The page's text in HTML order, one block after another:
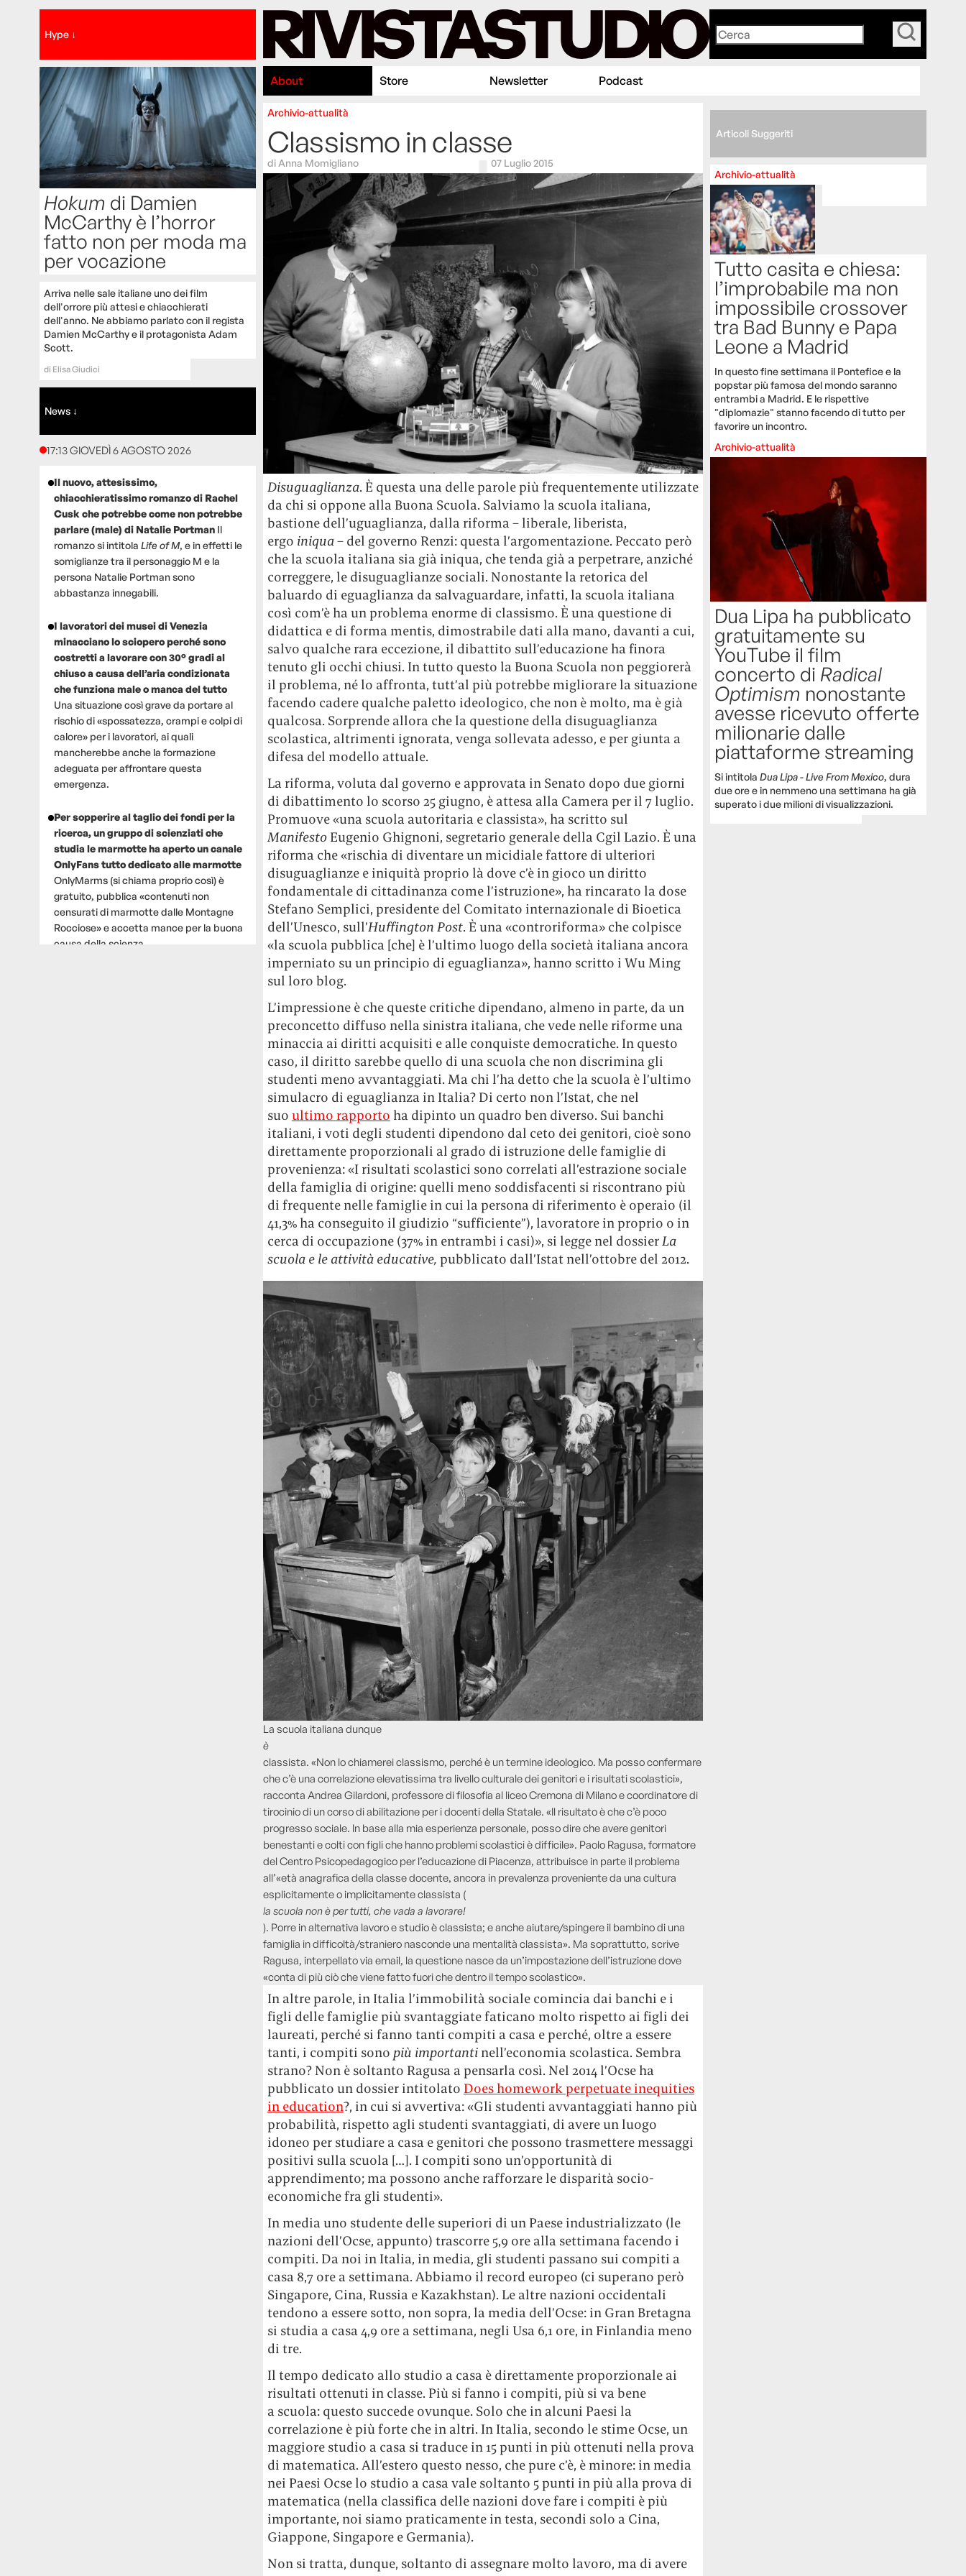
Hype ↓
Hokum di Damien
McCarthy è l’horror
fatto non per moda ma
per vocazione
Arriva nelle sale italiane uno dei film
dell'orrore più attesi e chiacchierati
dell'anno. Ne abbiamo parlato con il regista
Damien McCarthy e il protagonista Adam
Scott.
di Elisa Giudici
News ↓
17:13 GIOVEDÌ 6 AGOSTO 2026
Il nuovo, attesissimo,
chiacchieratissimo romanzo di Rachel
Cusk che potrebbe come non potrebbe
parlare (male) di Natalie Portman Il
romanzo si intitola Life of M, e in effetti le
somiglianze tra il personaggio M e la
persona Natalie Portman sono
abbastanza innegabili.
I lavoratori dei musei di Venezia
minacciano lo sciopero perché sono
costretti a lavorare con 30° gradi al
chiuso a causa dell’aria condizionata
che funziona male o manca del tutto
Una situazione così grave da portare al
rischio di «spossatezza, crampi e colpi di
calore» per i lavoratori, ai quali
mancherebbe anche la formazione
adeguata per affrontare questa
emergenza.
Per sopperire al taglio dei fondi per la
ricerca, un gruppo di scienziati che
studia le marmotte ha aperto un canale
OnlyFans tutto dedicato alle marmotte
OnlyMarms (si chiama proprio così) è
gratuito, pubblica «contenuti non
censurati di marmotte dalle Montagne
Rocciose» e accetta mance per la buona
causa della scienza.
About Store Newsletter Podcast
Archivio-attualità
Classismo in classe
diAnna Momigliano 07 Luglio 2015
Disuguaglianza. È questa una delle parole più frequentemente utilizzate
da chi si oppone alla Buona Scuola. Salviamo la scuola italiana,
bastione dell’uguaglianza, dalla riforma – liberale, liberista,
ergo iniqua– del governo Renzi: questa l’argomentazione. Peccato però
che la scuola italiana sia già iniqua, che tenda già a perpetrare, anziché
correggere, le disuguaglianze sociali. Nonostante la retorica del
baluardo di eguaglianza da salvaguardare, infatti, la scuola italiana
così com’è ha un problema enorme di classismo. È una questione di
didattica e di forma mentis, dimostrabile dati alla mano, davanti a cui,
salvo qualche rara eccezione, il dibattito sull’educazione ha finora
tenuto gli occhi chiusi. In tutto questo la Buona Scuola non peggiorerà
il problema, né lo affronta, tutt’al più potrebbe migliorare la situazione
facendo cadere qualche paletto ideologico, che non è molto, ma è già
qualcosa. Sorprende allora che la questione della disuguaglianza
scolastica, altrimenti ignorata, venga sollevata adesso, e per giunta a
difesa del modello attuale.
La riforma, voluta dal governo e approvata in Senato dopo due giorni
di dibattimento lo scorso 25 giugno, è attesa alla Camera per il 7 luglio.
Promuove «una scuola autoritaria e classista», ha scritto sul
ManifestoEugenio Ghignoni, segretario generale della Cgil Lazio. È una
riforma che «rischia di diventare un micidiale fattore di ulteriori
disuguaglianze e iniquità proprio là dove c’è in gioco un diritto
fondamentale di cittadinanza come l’istruzione», ha rincarato la dose
Stefano Semplici, presidente del Comitato internazionale di Bioetica
dell’Unesco, sull’Huffington Post. È una «controriforma» che colpisce
«la scuola pubblica [che] è l’ultimo luogo della società italiana ancora
imperniato su un principio di eguaglianza», hanno scritto i Wu Ming
sul loro blog.
L’impressione è che queste critiche dipendano, almeno in parte, da un
preconcetto diffuso nella sinistra italiana, che vede nelle riforme una
minaccia ai diritti acquisiti e alle conquiste democratiche. In questo
caso, il diritto sarebbe quello di una scuola che non discrimina gli
studenti meno avvantaggiati. Ma chi l’ha detto che la scuola è l’ultimo
simulacro di eguaglianza in Italia? Di certo non l’Istat, che nel
suo ultimo rapporto ha dipinto un quadro ben diverso. Sui banchi
italiani, i voti degli studenti dipendono dal ceto dei genitori, cioè sono
direttamente proporzionali al grado di istruzione delle famiglie di
provenienza: «I risultati scolastici sono correlati all’estrazione sociale
della famiglia di origine: quelli meno soddisfacenti si riscontrano più
di frequente nelle famiglie in cui la persona di riferimento è operaio (il
41,3% ha conseguito il giudizio “sufficiente”), lavoratore in proprio o in
cerca di occupazione (37% in entrambi i casi)», si legge nel dossierLa
scuola e le attività educative, pubblicato dall’Istat nell’ottobre del 2012.
La scuola italiana dunque
è
classista. «Non lo chiamerei classismo, perché è un termine ideologico. Ma posso confermare
che c’è una correlazione elevatissima tra livello culturale dei genitori e i risultati scolastici»,
racconta Andrea Gilardoni, professore di filosofia al liceo Cremona di Milano e coordinatore di
tirocinio di un corso di abilitazione per i docenti della Statale. «Il risultato è che c’è poco
progresso sociale. In base alla mia esperienza personale, posso dire che avere genitori
benestanti e colti con figli che hanno problemi scolastici è difficile». Paolo Ragusa, formatore
del Centro Psicopedagogico per l’educazione di Piacenza, attribuisce in parte il problema
all’«età anagrafica della classe docente, ancora in prevalenza proveniente da una cultura
esplicitamente o implicitamente classista (
la scuola non è per tutti, che vada a lavorare!
). Porre in alternativa lavoro e studio è classista; e anche aiutare/spingere il bambino di una
famiglia in difficoltà/straniero nasconde una mentalità classista». Ma soprattutto, scrive
Ragusa, interpellato via email, la questione nasce da un’impostazione dell’istruzione dove
«conta di più ciò che viene fatto fuori che dentro il tempo scolastico».
In altre parole, in Italia l’immobilità sociale comincia dai banchi e i
figli delle famiglie più svantaggiate faticano molto rispetto ai figli dei
laureati, perché si fanno tanti compiti a casa e perché, oltre a essere
tanti, i compiti sono più importanti nell’economia scolastica. Sembra
strano? Non è soltanto Ragusa a pensarla così. Nel 2014 l’Ocse ha
pubblicato un dossier intitolato Does homework perpetuate inequities
in education?, in cui si avvertiva: «Gli studenti avvantaggiati hanno più
probabilità, rispetto agli studenti svantaggiati, di avere un luogo
idoneo per studiare a casa e genitori che possono trasmettere messaggi
positivi sulla scuola […]. I compiti sono un’opportunità di
apprendimento; ma possono anche rafforzare le disparità socio-
economiche fra gli studenti».
In media uno studente delle superiori di un Paese industrializzato (le
nazioni dell’Ocse, appunto) trascorre 5,9 ore alla settimana facendo i
compiti. Da noi in Italia, in media, gli studenti passano sui compiti a
casa 8,7 ore a settimana. Abbiamo il record europeo (ci superano però
Singapore, Cina, Russia e Kazakhstan). Le altre nazioni occidentali
tendono a essere sotto, non sopra, la media dell’Ocse: in Gran Bretagna
si studia a casa 4,9 ore a settimana, negli Usa 6,1 ore, in Finlandia meno
di tre.
Il tempo dedicato allo studio a casa è direttamente proporzionale ai
risultati ottenuti in classe. Più si fanno i compiti, più si va bene
a scuola: questo succede ovunque. Solo che in alcuni Paesi la
correlazione è più forte che in altri. In Italia, secondo le stime Ocse, un
maggiore studio a casa si traduce in 15 punti in più ottenuti nella prova
di matematica. All’estero questo nesso, che pure c’è, è minore: in media
nei Paesi Ocse lo studio a casa vale soltanto 5 punti in più alla prova di
matematica (nella classifica delle nazioni dove fare i compiti è più
importante, noi siamo praticamente in testa, secondi solo a Cina,
Giappone, Singapore e Germania).
Non si tratta, dunque, soltanto di assegnare molto lavoro, ma di avere
Articoli Suggeriti
Archivio-attualità
Tutto casita e chiesa:
l’improbabile ma non
impossibile crossover
tra Bad Bunny e Papa
Leone a Madrid
In questo fine settimana il Pontefice e la
popstar più famosa del mondo saranno
entrambi a Madrid. E le rispettive
"diplomazie" stanno facendo di tutto per
favorire un incontro.
Archivio-attualità
Dua Lipa ha pubblicato
gratuitamente su
YouTube il film
concerto di Radical
Optimism nonostante
avesse ricevuto offerte
milionarie dalle
piattaforme streaming
Si intitolaDua Lipa - Live From Mexico, dura
due ore e in nemmeno una settimana ha già
superato i due milioni di visualizzazioni.